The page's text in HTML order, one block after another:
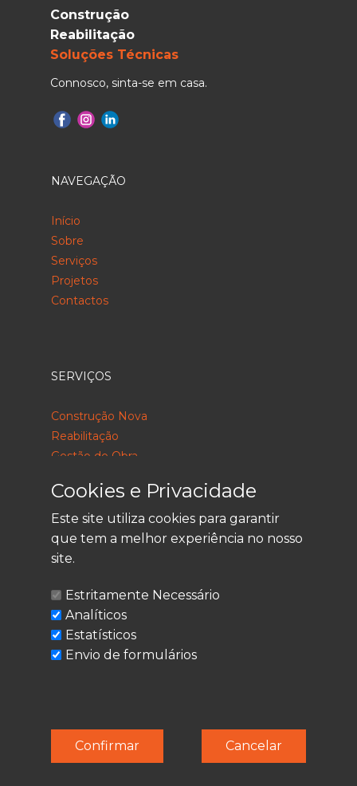
Construção
Reabilitação
Soluções Técnicas
Connosco, sinta-se em casa.
NAVEGAÇÃO
Início
Sobre
Serviços
Projetos
Contactos
SERVIÇOS
Construção Nova
Reabilitação
Gestão de Obra
LEGAL
Política de Privacidade
Termos de Utilização
Cookies
© Techolder. Todos os direitos reservados.
SmashLine
Cookies e Privacidade
Este site utiliza cookies para garantir
que tem a melhor experiência no nosso
site.
Estritamente Necessário
Analíticos
Estatísticos
Envio de formulários
Cancelar
Confirmar